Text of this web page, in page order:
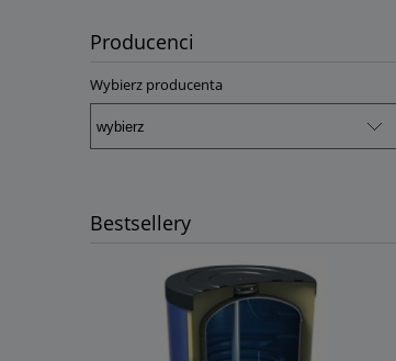
Producenci
Wybierz producenta
Bestsellery